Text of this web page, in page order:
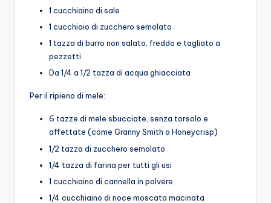
1 cucchiaino di sale
1 cucchiaio di zucchero semolato
1 tazza di burro non salato, freddo e tagliato a
pezzetti
Da 1/4 a 1/2 tazza di acqua ghiacciata
Per il ripieno di mele:
6 tazze di mele sbucciate, senza torsolo e
affettate (come Granny Smith o Honeycrisp)
1/2 tazza di zucchero semolato
1/4 tazza di farina per tutti gli usi
1 cucchiaino di cannella in polvere
1/4 cucchiaino di noce moscata macinata